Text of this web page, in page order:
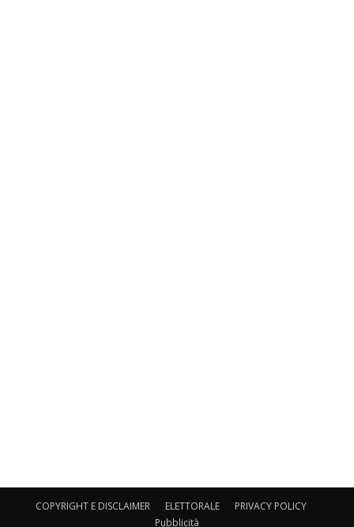
COPYRIGHT E DISCLAIMER ELETTORALE
PRIVACY POLICY
Pubblicità